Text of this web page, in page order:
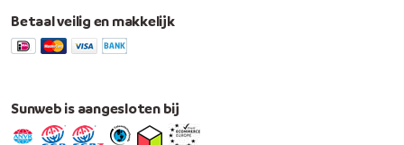
Betaal veilig en makkelijk
Sunweb is aangesloten bij